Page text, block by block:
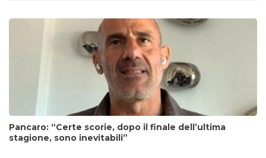
Pancaro: “Certe scorie, dopo il finale dell’ultima
stagione, sono inevitabili”